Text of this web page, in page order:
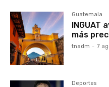
Guatemala
INGUAT
más
tnadm - 7
Deportes